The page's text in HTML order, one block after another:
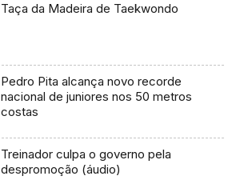
Taça da Madeira de Taekwondo
Pedro Pita alcança novo recorde
nacional de juniores nos 50 metros
costas
Treinador culpa o governo pela
despromoção (áudio)